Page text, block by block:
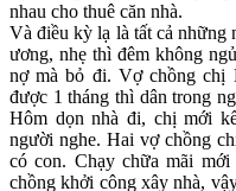
nhau cho thuê căn nhà.
Và điều kỳ lạ là tất cả những
ương, nhẹ thì đêm không
nợ mà bỏ đi. Vợ chồng chị
được 1 tháng thì dân trong
Hôm dọn nhà đi, chị mới
người nghe. Hai vợ chồng
có con. Chạy chữa mãi
chồng khởi công xây nhà,